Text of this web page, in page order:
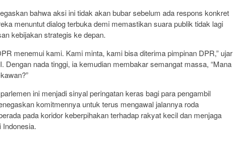
bahwa aksi ini tidak akan bubar sebelum ada respons konkret
menuntut dialog terbuka demi memastikan suara publik tidak lagi
kebijakan strategis ke depan.
menemui kami. Kami minta, kami bisa diterima pimpinan DPR,” ujar
Dengan nada tinggi, ia kemudian membakar semangat massa, “Mana
ini menjadi sinyal peringatan keras bagi para pengambil
komitmennya untuk terus mengawal jalannya roda
pada koridor keberpihakan terhadap rakyat kecil dan menjaga
Indonesia.